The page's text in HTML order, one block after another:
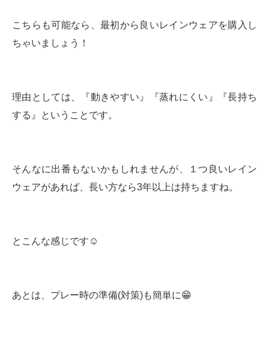
こちらも可能なら、最初から良いレインウェアを購入し
ちゃいましょう！
理由としては、『動きやすい』『蒸れにくい』『長持ち
する』ということです。
そんなに出番もないかもしれませんが、１つ良いレイン
ウェアがあれば、長い方なら3年以上は持ちますね。
とこんな感じです☺️
あとは、プレー時の準備(対策)も簡単に😁